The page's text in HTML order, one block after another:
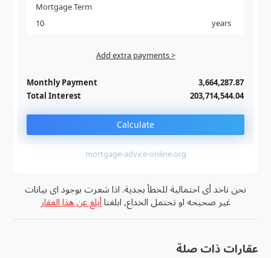
Mortgage Term
years
Add extra payments >
Monthly Payment
3,664,287.87
Total Interest
203,714,544.04
Calculate
mortgage-advice-online.org
نحن ناخد أى احتمالية للخطأ بجدية. اذا شعرت بوجود اى بيانات
غير صحيحه او تحتمل الخداع, ابلغنا أبلغ عن هذا العقار
عقارات ذات صلة